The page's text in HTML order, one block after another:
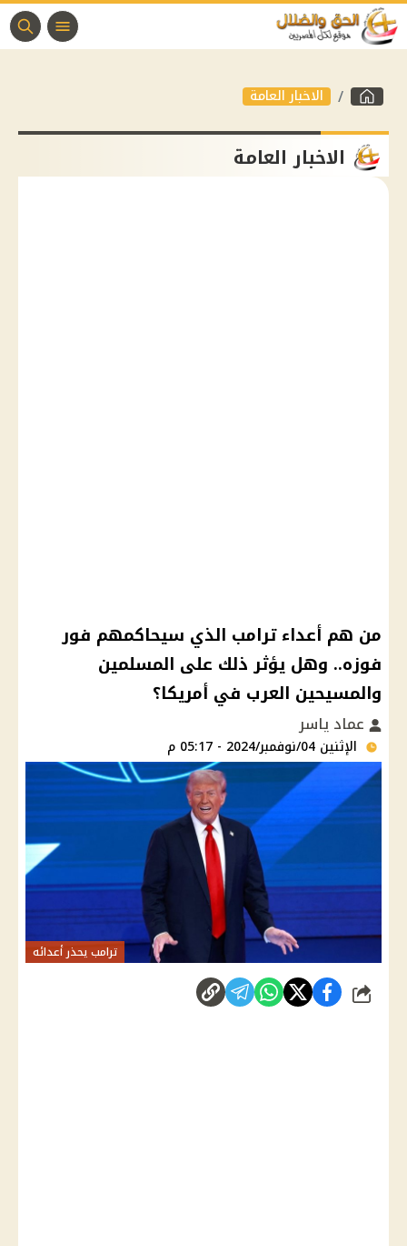
الاخبار العامة
الاخبار العامة
من هم أعداء ترامب الذي سيحاكمهم فور
فوزه.. وهل يؤثر ذلك على المسلمين
والمسيحين العرب في أمريكا؟
عماد ياسر
الإثنين 04/نوفمبر/2024 - 05:17 م
ترامب يحذر أعدائه
شارك